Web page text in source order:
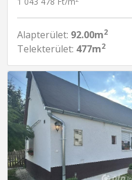
Alapterület: 92.00m2
Telekterület: 477m2